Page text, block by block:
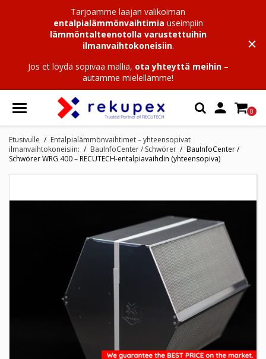
Tarjoamme laajan valikoiman
entalpialämmönvaihtimia useimpiin
lämmöntalteenotolla varustettuihin
ilmanvaihtokoneisiin.
Jos et löydä sopivaa mallia, ota yhteyttä meihin–
autamme mielellämme!
 0
Etusivulle
Entalpialämmönvaihtimet – yhteensopivat
ilmanvaihtokoneisiin:
BauInfoCenter / Schwörer
BauInfoCenter /
Schwörer WRG 400 – RECUTECH-entalpiavaihdin (yhteensopiva)